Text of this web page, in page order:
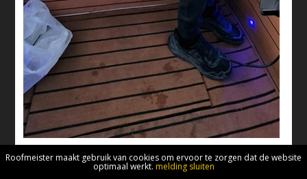
Forse snoekbaars voor Osman Yilmaz. Lekker bezig man!
Roofmeister maakt gebruik van cookies om ervoor te zorgen dat de website
optimaal werkt. melding sluiten